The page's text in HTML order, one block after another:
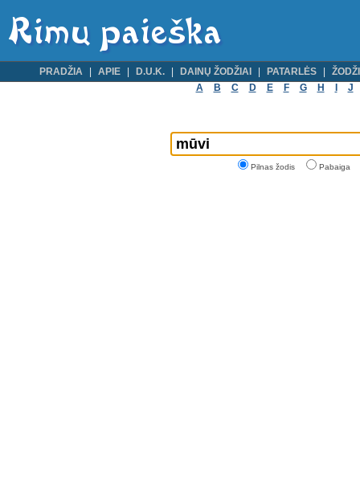
PRADŽIA APIE D.U.K. DAINŲ ŽODŽIAI PATARLĖS
A
B C D E F G H J
Pilnas žodis Pabaiga